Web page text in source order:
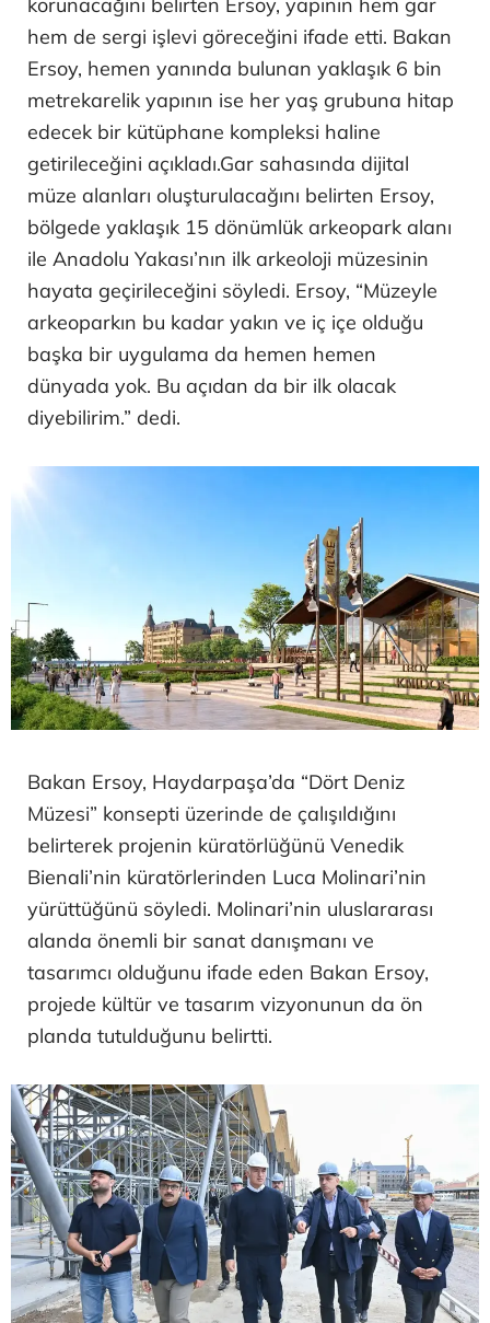
hem de sergi işlevi göreceğini ifade etti. Bakan
Ersoy, hemen yanında bulunan yaklaşık 6 bin
metrekarelik yapının ise her yaş grubuna hitap
edecek bir kütüphane kompleksi haline
getirileceğini açıkladı.Gar sahasında dijital
müze alanları oluşturulacağını belirten Ersoy,
bölgede yaklaşık 15 dönümlük arkeopark alanı
ile Anadolu Yakası’nın ilk arkeoloji müzesinin
hayata geçirileceğini söyledi. Ersoy, “Müzeyle
arkeoparkın bu kadar yakın ve iç içe olduğu
başka bir uygulama da hemen hemen
dünyada yok. Bu açıdan da bir ilk olacak
diyebilirim.” dedi.
Bakan Ersoy, Haydarpaşa’da “Dört Deniz
Müzesi” konsepti üzerinde de çalışıldığını
belirterek projenin küratörlüğünü Venedik
Bienali’nin küratörlerinden Luca Molinari’nin
yürüttüğünü söyledi. Molinari’nin uluslararası
alanda önemli bir sanat danışmanı ve
tasarımcı olduğunu ifade eden Bakan Ersoy,
projede kültür ve tasarım vizyonunun da ön
planda tutulduğunu belirtti.